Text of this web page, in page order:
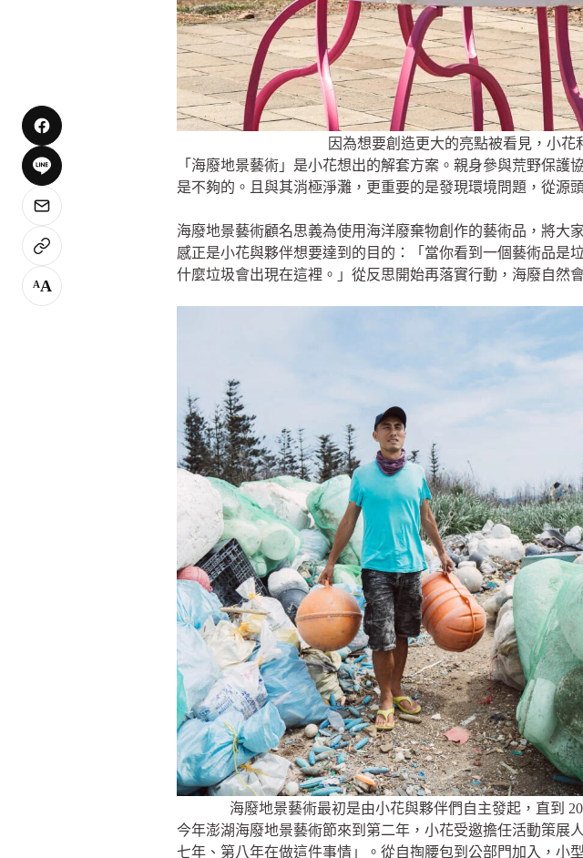
因為想要創造更大的亮點被看見，小
「海廢地景藝術」是小花想出的解套方案。親身參與荒野保
是不夠的。且與其消極淨灘，更重要的是發現環境問題，從源
海廢地景藝術顧名思義為使用海洋廢棄物創作的藝術品，將大
感正是小花與夥伴想要達到的目的：「當你看到一個藝術品是
什麼垃圾會出現在這裡。」從反思開始再落實行動，海廢自然
海廢地景藝術最初是由小花與夥伴們自主發起，直到
今年澎湖海廢地景藝術節來到第二年，小花受邀擔任活動策展
七年、第八年在做這件事情」。從自掏腰包到公部門加入，小
AA